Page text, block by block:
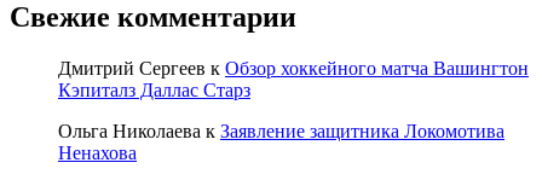
Свежие комментарии
Дмитрий Сергеев к Обзор хоккейного матча Вашингтон
Кэпиталз Даллас Старз
Ольга Николаева к Заявление защитника Локомотива
Ненахова